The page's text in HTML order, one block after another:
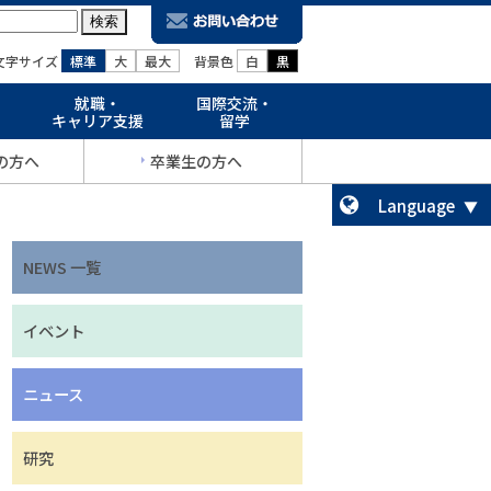
字サイズ 標準 大 最大 背景色 白 黒
就職・
キャリア支援
国際交流・
留学
方へ
卒業生の方へ
Language
NEWS 一覧
イベント
ニュース
研究